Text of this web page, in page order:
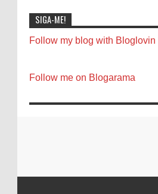
SIGA-ME!
Follow my blog with Bloglovin
Follow me on Blogarama